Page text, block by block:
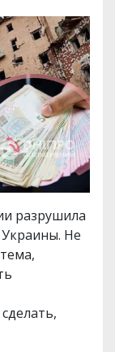
разрушила
Не